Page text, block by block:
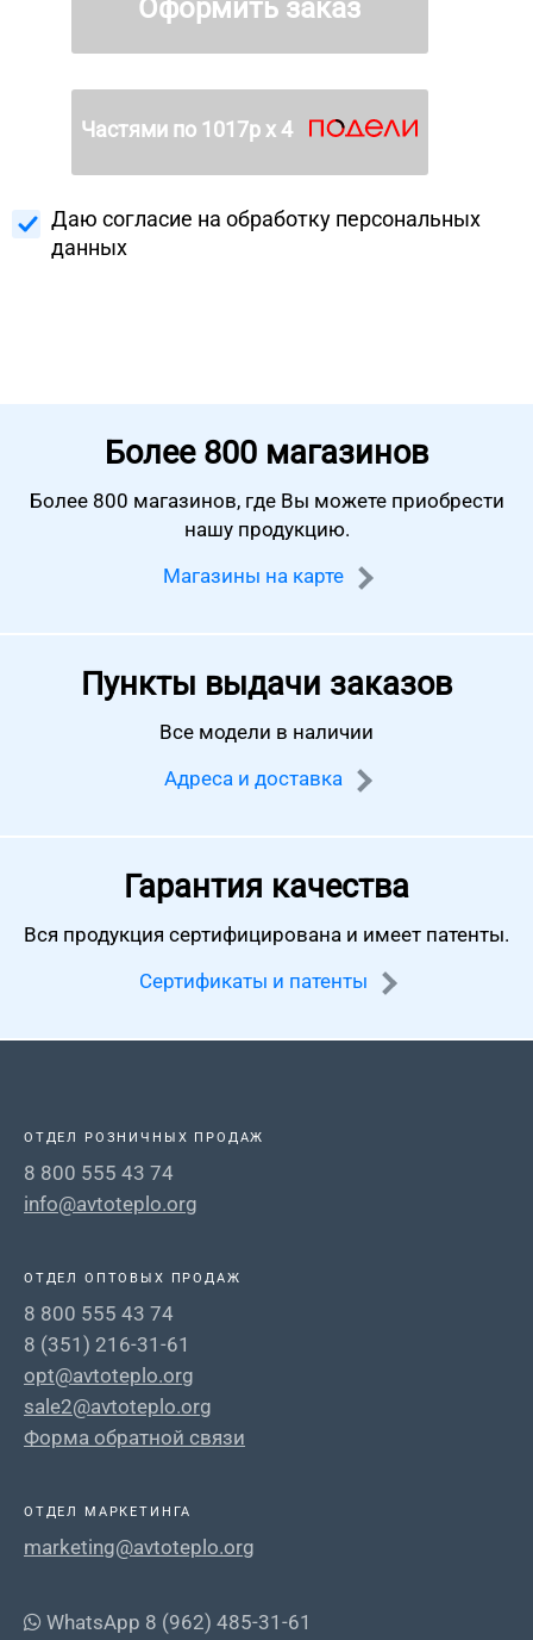
Оформить заказ
Частями по 1017р х 4
Даю согласие на обработку персональных
данных
Более 800 магазинов
Более 800 магазинов, где Вы можете приобрести
нашу продукцию.
Магазины на карте
Пункты выдачи заказов
Все модели в наличии
Адреса и доставка
Гарантия качества
Вся продукция сертифицирована и имеет патенты.
Сертификаты и патенты
ОТДЕЛ РОЗНИЧНЫХ ПРОДАЖ
8 800 555 43 74
info@avtoteplo.org
ОТДЕЛ ОПТОВЫХ ПРОДАЖ
8 800 555 43 74
8 (351) 216-31-61
opt@avtoteplo.org
sale2@avtoteplo.org
Форма обратной связи
ОТДЕЛ МАРКЕТИНГА
marketing@avtoteplo.org
WhatsApp 8 (962) 485-31-61